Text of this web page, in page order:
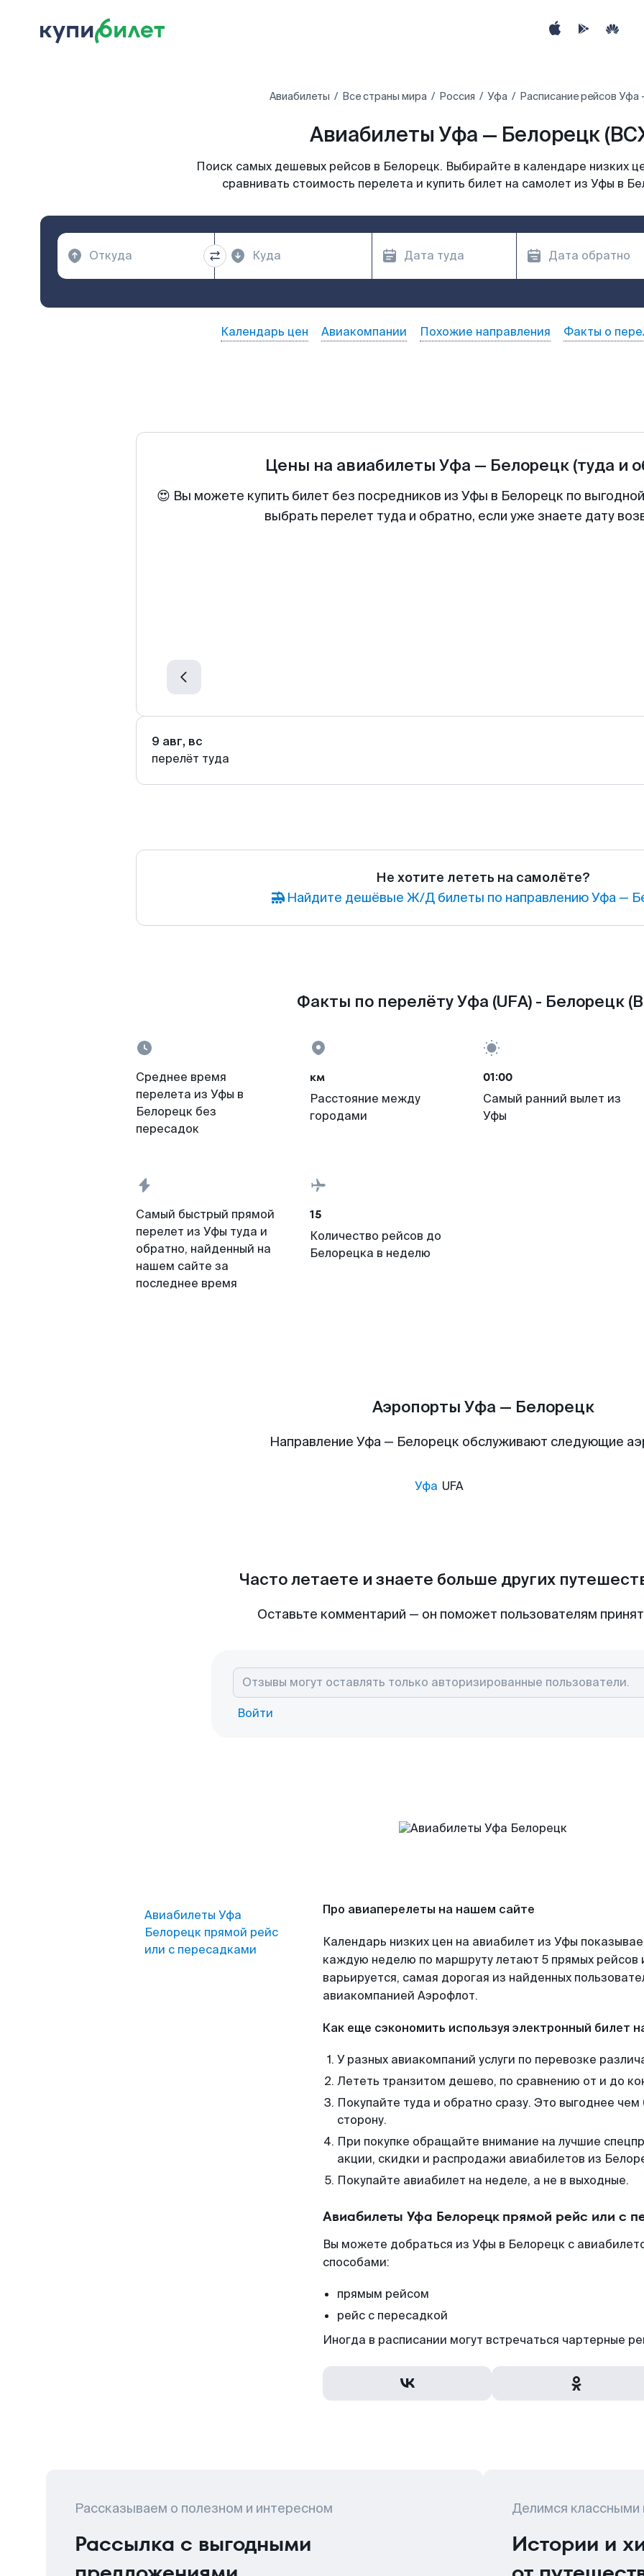
Авиабилеты Все страны мира Россия Уфа Расписание рейсов Уфа
Авиабилеты Уфа — Белорецк
Поиск самых дешевых рейсов в Белорецк. Выбирайте в календаре низких
сравнивать стоимость перелета и купить билет на самолет из Уфы в
Календарь цен Авиакомпании Похожие направления Факты о
Цены на авиабилеты Уфа — Белорецк (туда и
😍 Вы можете купить билет без посредников из Уфы в Белорецк по
выбрать перелет туда и обратно, если уже знаете дату
9 авг, вс
перелёт туда
Не хотите лететь на самолёте?
Найдите дешёвые Ж/Д билеты по направлению Уфа —
Факты по перелёту Уфа (UFA) - Белорецк
Среднее время
перелета из Уфы в
Белорецк без
пересадок
км
Расстояние между
городами
01:00
Самый ранний вылет из
Уфы
Самый быстрый прямой
перелет из Уфы туда и
обратно, найденный на
нашем сайте за
последнее время
15
Количество рейсов до
Белорецка в неделю
Аэропорты Уфа — Белорецк
Направление Уфа — Белорецк обслуживают следующие
Уфа UFA
Часто летаете и знаете больше других
Оставьте комментарий — он поможет пользователям
Войти
Авиабилеты Уфа
Белорецк прямой рейс
или с пересадками
Про авиаперелеты на нашем сайте
Календарь низких цен на авиабилет из Уфы
каждую неделю по маршруту летают 5 прямых рейсов
варьируется, самая дорогая из найденных
авиакомпанией Аэрофлот.
Как еще сэкономить используя электронный билет
У разных авиакомпаний услуги по перевозке
Лететь транзитом дешево, по сравнению от и до
Покупайте туда и обратно сразу. Это выгоднее
сторону.
При покупке обращайте внимание на лучшие
акции, скидки и распродажи авиабилетов из
Покупайте авиабилет на неделе, а не в выходные.
Авиабилеты Уфа Белорецк прямой рейс или с
Вы можете добраться из Уфы в Белорецк с
способами:
прямым рейсом
рейс с пересадкой
Иногда в расписании могут встречаться чартерные
Рассказываем о полезном и интересном
Рассылка с выгодными
Делимся классными
Истории и